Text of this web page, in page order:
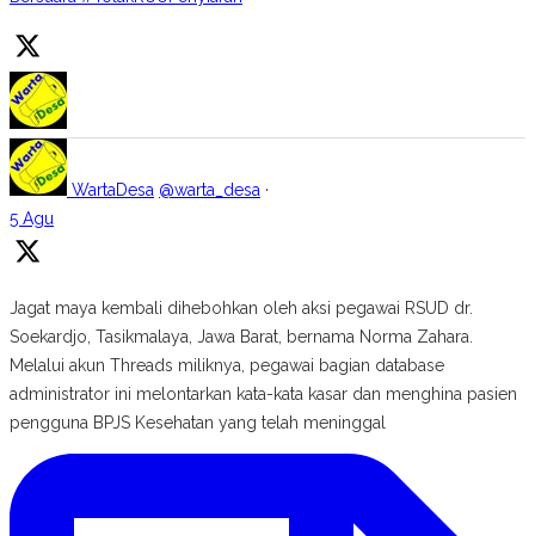
WartaDesa @warta_desa ·
5 Agu
Jagat maya kembali dihebohkan oleh aksi pegawai RSUD dr.
Soekardjo, Tasikmalaya, Jawa Barat, bernama Norma Zahara.
Melalui akun Threads miliknya, pegawai bagian database
administrator ini melontarkan kata-kata kasar dan menghina pasien
pengguna BPJS Kesehatan yang telah meninggal